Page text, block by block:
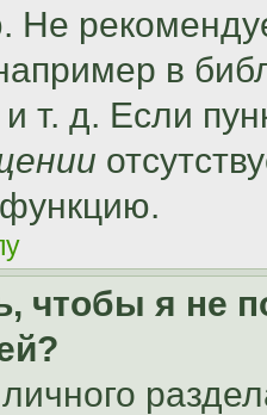
Не
в
т. д. Если
чтобы я не